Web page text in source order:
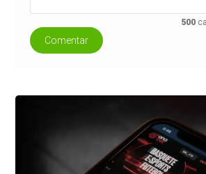
500
Comentar